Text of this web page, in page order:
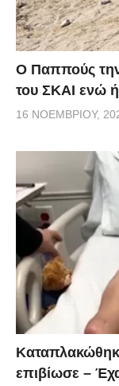
Ο Παππούς
του ΣΚΑΙ ενώ
16 ΝΟΕΜΒΡΊΟΥ,
επιβίωσε –